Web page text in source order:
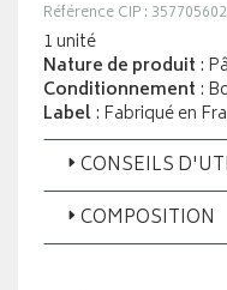
Référence CIP :
1 unité
Nature de produit :
Conditionnement :
Label: Fabriqué en
CONSEILS
COMPOSITION